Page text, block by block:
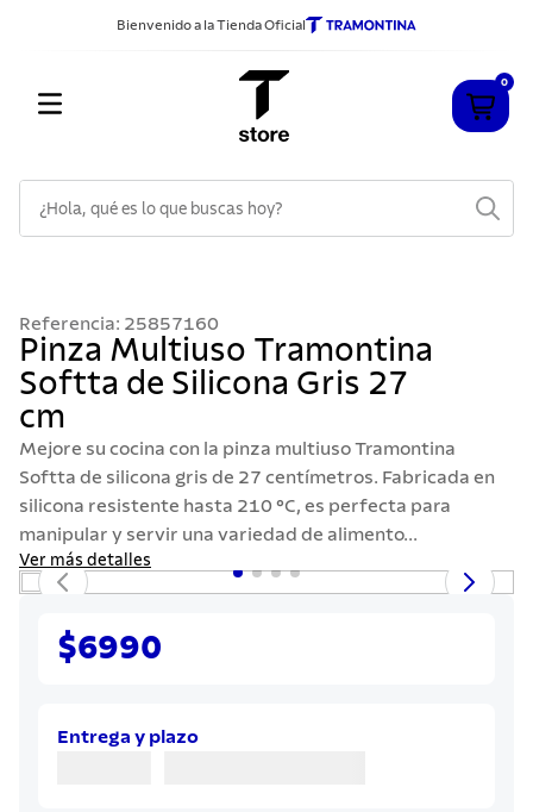
Bienvenido a la Tienda Oficial
0
Referencia: 25857160
Pinza Multiuso Tramontina
Softta de Silicona Gris 27
cm
Mejore su cocina con la pinza multiuso Tramontina
Softta de silicona gris de 27 centímetros. Fabricada en
silicona resistente hasta 210 °C, es perfecta para
manipular y servir una variedad de alimento...
Ver más detalles
$6990
Entrega y plazo
2.
sarten
3.
cubiertos
4.
5
ollas
6.
grano
cuchillo
solar
termo